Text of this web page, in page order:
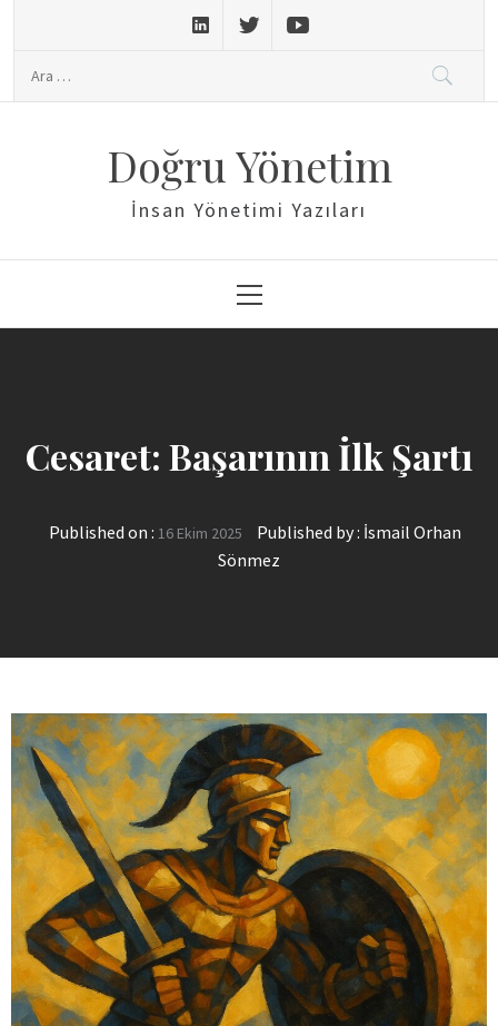
content
Doğru Yönetim
İnsan Yönetimi Yazıları
Menu
Cesaret: Başarının İlk Şartı
Published on : 16 Ekim 2025 Published by : İsmail Orhan
Sönmez